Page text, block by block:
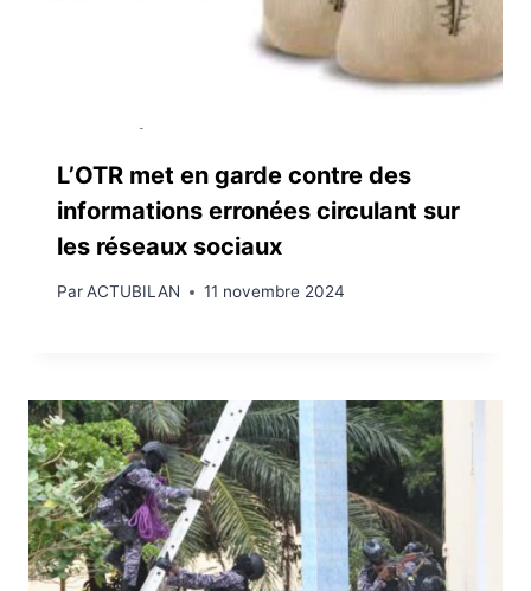
L’OTR met en garde contre des
informations erronées circulant sur
les réseaux sociaux
ParACTUBILAN 11 novembre 2024